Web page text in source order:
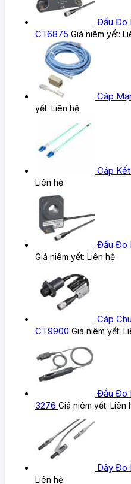
Đầu Đo
CT6875 Giá niêm yết:
Cáp
yết: Liên hệ
Cáp
Liên hệ
Đầu Đo
Giá niêm yết: Liên hệ
Cáp
CT9900 Giá niêm yết:
Đầu Đo
3276 Giá niêm yết: Liên
Dây Đo
Liên hệ